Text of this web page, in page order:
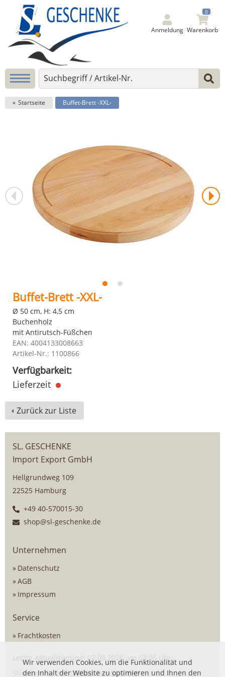
Anmeldung
0
Warenkorb
Startseite Buffet-Brett -XXL-
Buffet-Brett -XXL-
Ø 50 cm, H: 4,5 cm
Buchenholz
mit Antirutsch-Füßchen
EAN: 4004133008663
Artikel-Nr.: 1100866
Verfügbarkeit:
Lieferzeit
Zurück zur Liste
SL. GESCHENKE
Import Export GmbH
Hellgrundweg 109
22525 Hamburg
+49 40-570015-30
shop@sl-geschenke.de
Unternehmen
Datenschutz
AGB
Impressum
Service
Frachtkosten
Letzte Aktualisierung: 07.08.2026 um 03:05 Uhr
Shopsystem vonDSISoftmit SOG ERP
Wir verwenden Cookies, um die Funktionalität und
den Inhalt der Website zu optimieren und Ihnen den